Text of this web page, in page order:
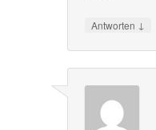
Antworten ↓